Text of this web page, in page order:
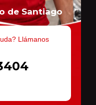
de Santiago
Llámanos